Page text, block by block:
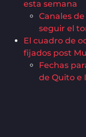
esta semana
Canales
seguir el
El cuadro de
fijados post
Fechas
de Quito e